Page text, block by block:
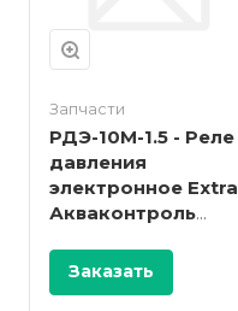
Запчасти
РДЭ-10М-1.5 - Реле
давления
электронное Extra
Акваконтроль
Заказать